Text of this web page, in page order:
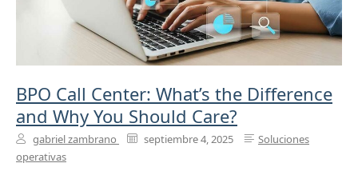
BPO Call Center: What’s the Difference
and Why You Should Care?
gabriel zambrano septiembre 4, 2025
Soluciones
operativas